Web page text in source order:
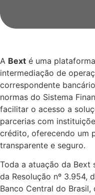
A Bext é uma
intermediação de
correspondente
normas do Sistema
facilitar o acesso a
parcerias com
crédito, oferecendo um
transparente e seguro.
Toda a atuação da Bext
da Resolução nº 3.954,
Banco Central do